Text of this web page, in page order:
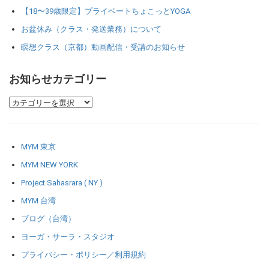
【18〜39歳限定】プライベートちょこっとYOGA
お盆休み（クラス・発送業務）について
瞑想クラス（京都）動画配信・受講のお知らせ
お知らせカテゴリー
MYM 東京
MYM NEW YORK
Project Sahasrara ( NY )
MYM 台湾
ブログ（台湾）
ヨーガ・サーラ・スタジオ
プライバシー・ポリシー／利用規約